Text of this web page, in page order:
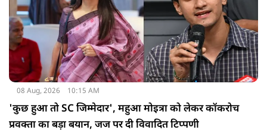
08 Aug, 2026 10:15 AM
'कुछ हुआ तो SC जिम्मेदार', महुआ मोइत्रा को लेकर कॉकरोच
प्रवक्ता का बड़ा बयान, जज पर दी विवादित टिप्पणी